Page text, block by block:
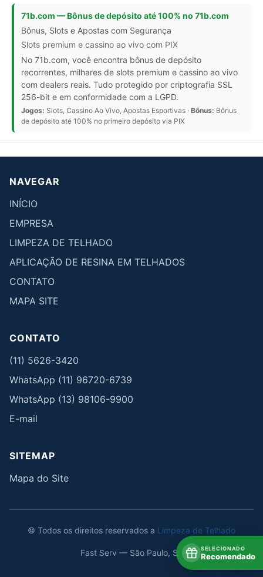
71b.com — Bônus de depósito até 100% no 71b.com
Bônus, Slots e Apostas com Segurança
Slots premium e cassino ao vivo com PIX
No 71b.com, você encontra bônus de depósito
recorrentes, milhares de slots premium e cassino ao vivo
com dealers reais. Tudo protegido por criptografia SSL
256-bit e em conformidade com a LGPD.
Jogos: Slots, Cassino Ao Vivo, Apostas Esportivas · Bônus: Bônus
de depósito até 100% no primeiro depósito via PIX
NAVEGAR
INÍCIO
EMPRESA
LIMPEZA DE TELHADO
APLICAÇÃO DE RESINA EM TELHADOS
CONTATO
MAPA SITE
CONTATO
(11) 5626-3420
WhatsApp (11) 96720-6739
WhatsApp (13) 98106-9900
E-mail
SITEMAP
Mapa do Site
© Todos os direitos reservados a Limpeza de Telhado
Fast Serv — São Paulo, SP SELECIONADO
Recomendado